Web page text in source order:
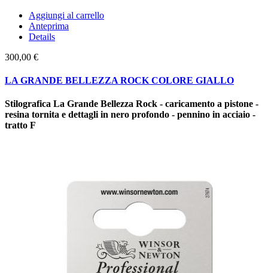
Aggiungi al carrello
Anteprima
Details
300,00 €
LA GRANDE BELLEZZA ROCK COLORE GIALLO
Stilografica La Grande Bellezza Rock - caricamento a pistone -
resina tornita e dettagli in nero profondo - pennino in acciaio -
tratto F